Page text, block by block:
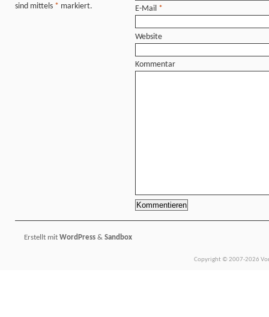
sind mittels * markiert. E-Mail *
Website
Kommentar
Erstellt mit WordPress & Sandbox
Copyright © 2007-2026